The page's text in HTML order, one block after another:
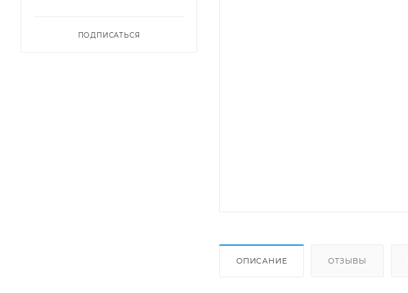
ОПИСАНИЕ ОТЗЫВЫ
ПОДПИСАТЬСЯ